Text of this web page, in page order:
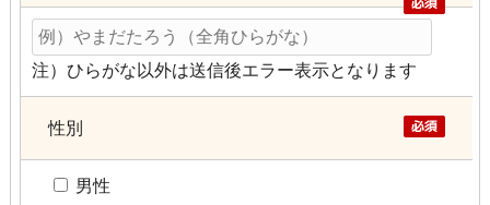
注）ひらがな以外は送信後エラー表示となります
性別
男性